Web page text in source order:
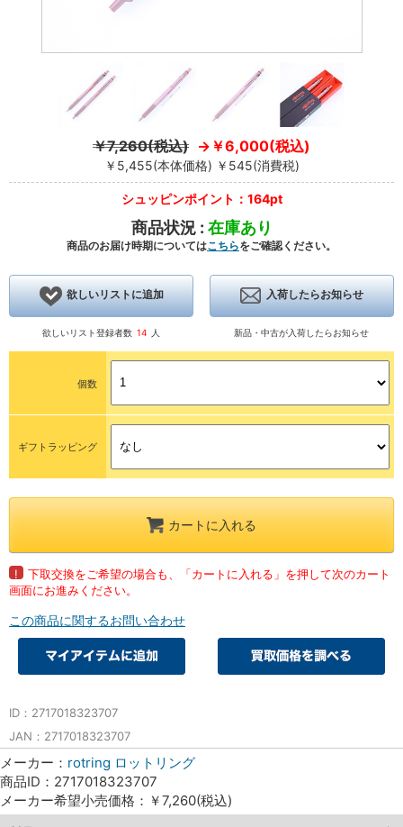
￥7,260(税込) ￥6,000(税込)
￥5,455(本体価格) ￥545(消費税)
シュッピンポイント：164pt
商品状況 : 在庫あり
商品のお届け時期についてはこちらをご確認ください。
欲しいリストに追加
欲しいリスト登録者数 14 人
入荷したらお知らせ
新品・中古が入荷したらお知らせ
個数
ギフトラッピング
カートに入れる
!
下取交換をご希望の場合も、「カートに入れる」を押して次のカート
画面にお進みください。
この商品に関するお問い合わせ
ID：2717018323707
JAN：2717018323707
メーカー： rotring ロットリング
商品ID：2717018323707
メーカー希望小売価格：￥7,260(税込)